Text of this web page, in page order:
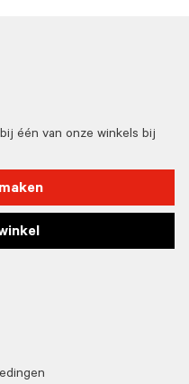
één van onze winkels bij